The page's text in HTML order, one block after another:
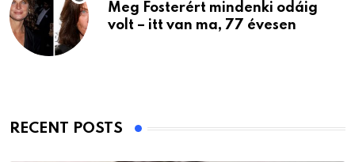
Meg Fosterért mindenki odáig
volt – itt van ma, 77 évesen
RECENT POSTS